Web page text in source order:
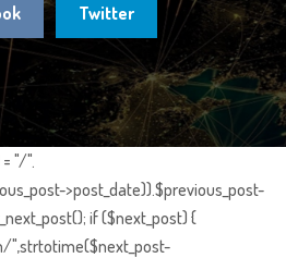
Twitter
"/".
>post_date)).$previous_post-
if ($next_post) {
",strtotime($next_post-